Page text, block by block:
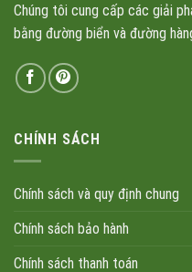
Chúng tôi cung cấp các giải
bằng đường biển và đường
CHÍNH SÁCH
Chính sách và quy định chung
Chính sách bảo hành
Chính sách thanh toán